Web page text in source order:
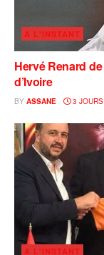
A L'INSTANT
Hervé Renard
d’Ivoire
BY ASSANE 3
A L'INSTANT